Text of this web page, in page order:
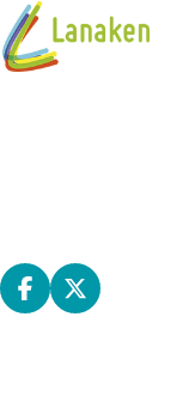
Deel opDeel op X